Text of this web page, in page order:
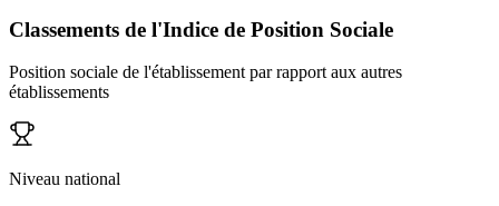
Classements de l'Indice de Position Sociale
Position sociale de l'établissement par rapport aux autres
établissements
Niveau national